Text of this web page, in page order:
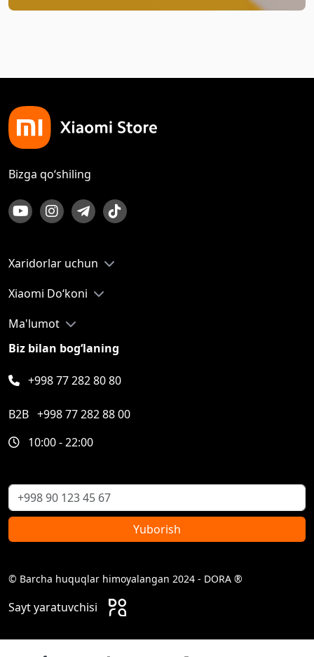
Bizga qo‘shiling
Xaridorlar uchun
Xiaomi Do‘koni
Ma'lumot
Biz bilan bog‘laning
+998 77 282 80 80
B2B +998 77 282 88 00
10:00 - 22:00
Yuborish
© Barcha huquqlar himoyalangan 2024 - DORA ®
Sayt yaratuvchisi